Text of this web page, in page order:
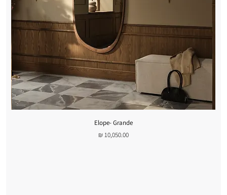
Elope- Grande
מחיר‏10,050.00 ‏₪